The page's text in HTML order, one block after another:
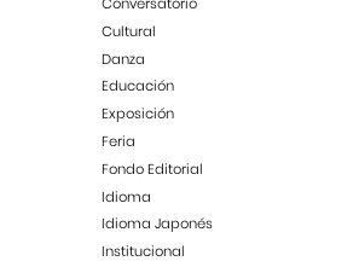
Cultural
Danza
Educación
Exposición
Feria
Fondo Editorial
Idioma
Idioma Japonés
Institucional